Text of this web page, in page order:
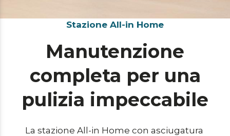
Stazione All-in Home
Manutenzione
completa per una
pulizia impeccabile
La stazione All-in Home con asciugatura